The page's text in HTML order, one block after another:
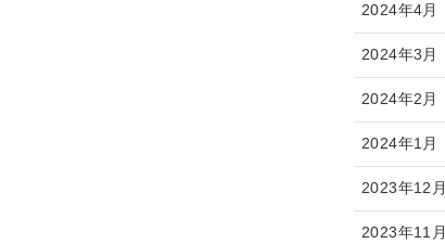
2024年4月
2024年3月
2024年2月
2024年1月
2023年12月
2023年11月